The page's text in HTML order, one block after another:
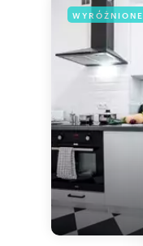
WYRÓŻNIONE